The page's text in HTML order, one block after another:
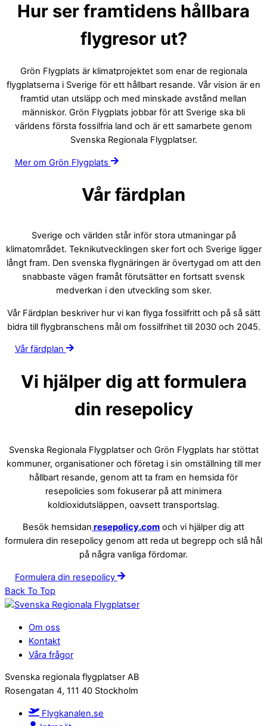
Hur ser framtidens hållbara
flygresor ut?
Grön Flygplats är klimatprojektet som enar de regionala
flygplatserna i Sverige för ett hållbart resande. Vår vision är en
framtid utan utsläpp och med minskade avstånd mellan
människor. Grön Flygplats jobbar för att Sverige ska bli
världens första fossilfria land och är ett samarbete genom
Svenska Regionala Flygplatser.
Mer om Grön Flygplats
Vår färdplan
Sverige och världen står inför stora utmaningar på
klimatområdet. Teknikutvecklingen sker fort och Sverige ligger
långt fram. Den svenska flygnäringen är övertygad om att den
snabbaste vägen framåt förutsätter en fortsatt svensk
medverkan i den utveckling som sker.
Vår Färdplan beskriver hur vi kan flyga fossilfritt och på så sätt
bidra till flygbranschens mål om fossilfrihet till 2030 och 2045.
Vår färdplan
Vi hjälper dig att formulera
din resepolicy
Svenska Regionala Flygplatser och Grön Flygplats har stöttat
kommuner, organisationer och företag i sin omställning till mer
hållbart resande, genom att ta fram en hemsida för
resepolicies som fokuserar på att minimera
koldioxidutsläppen, oavsett transportslag.
Besök hemsidan resepolicy.com och vi hjälper dig att
formulera din resepolicy genom att reda ut begrepp och slå hål
på några vanliga fördomar.
Formulera din resepolicy
Back To Top
Om oss
Kontakt
Våra frågor
Svenska regionala flygplatser AB
Rosengatan 4, 111 40 Stockholm
Flygkanalen.se